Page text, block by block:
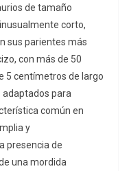
de tamaño
corto,
sus parientes más
con más de 50
5 centímetros de largo
para
común en
y
presencia de
una mordida